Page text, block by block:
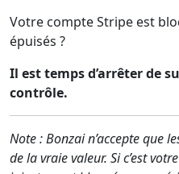
Votre compte Stripe est
épuisés ?
Il est temps d’arrêter de
contrôle.
Note : Bonzai n’accepte que
de la vraie valeur. Si c’est